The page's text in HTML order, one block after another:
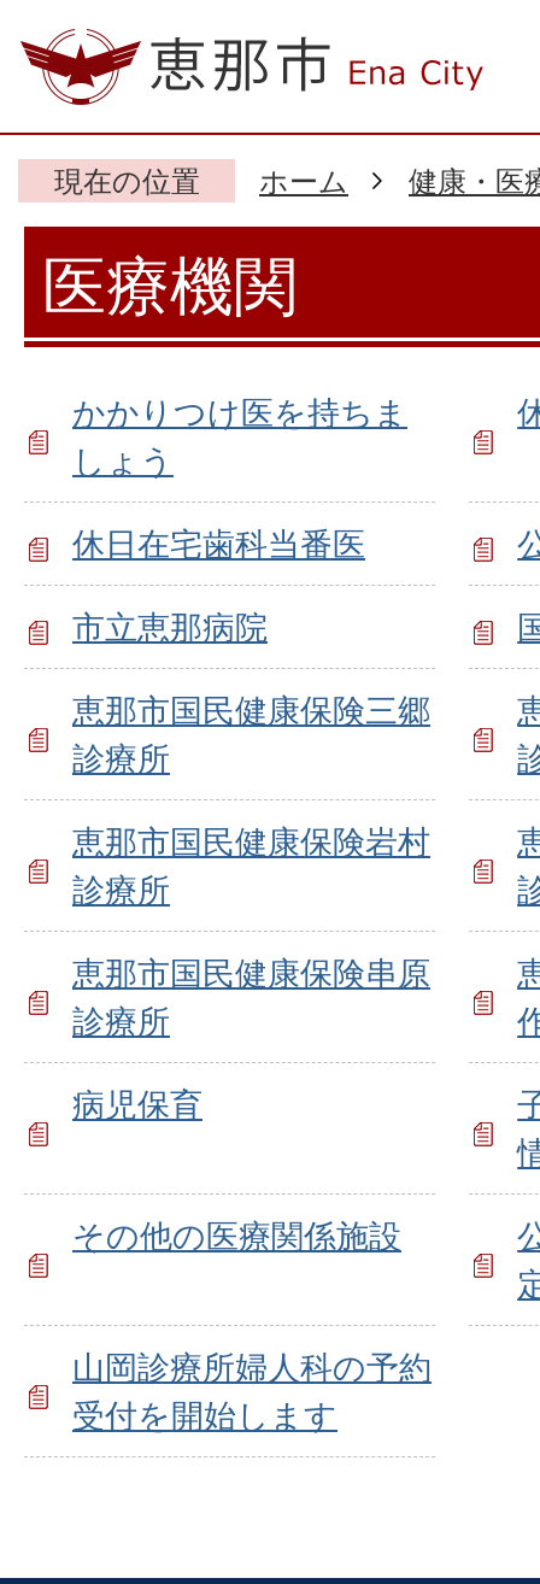
現在の位置 ホーム 健康・医
医療機関
かかりつけ医を持ちま
しょう
休日在宅歯科当番医
市立恵那病院
恵那市国民健康保険三郷
診療所
恵那市国民健康保険岩村
診療所
恵那市国民健康保険串原
診療所
病児保育
その他の医療関係施設
山岡診療所婦人科の予約
受付を開始します